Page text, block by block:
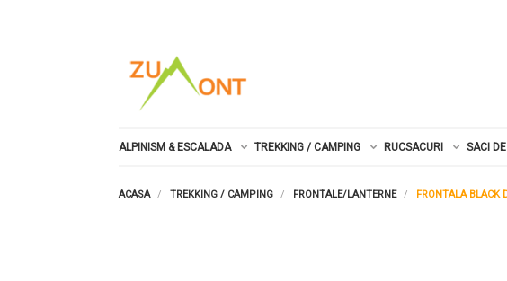
ALPINISM & ESCALADA TREKKING / CAMPING RUCSACURI SACI
ACASA TREKKING / CAMPING FRONTALE/LANTERNE FRONTALA BLACK